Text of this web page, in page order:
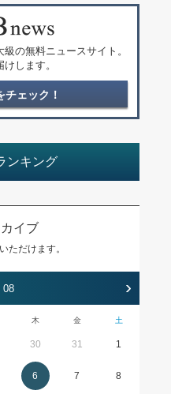
の無料ニュースサイト。
します。
チェック！
ンキング
イブ
ただけます。
08 ›
木 金 土
30 31 1
6 7 8